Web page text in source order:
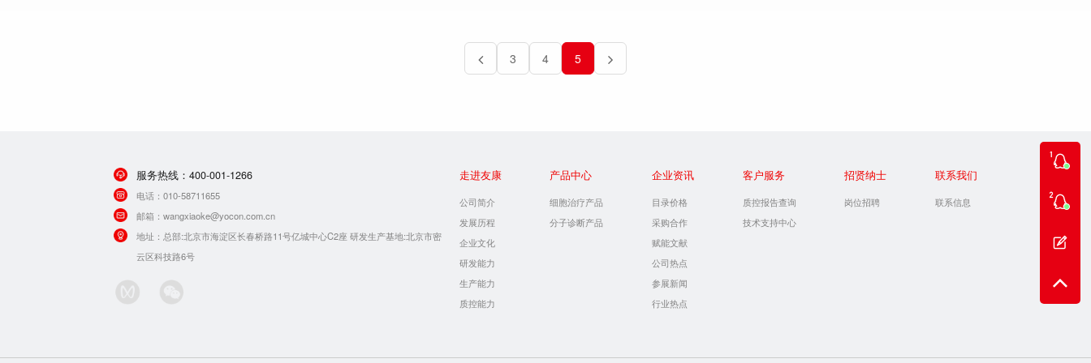
3 4 5
服务热线：400-001-1266
电话：010-58711655
邮箱：wangxiaoke@yocon.com.cn
地址： 总部:北京市海淀区长春桥路11号亿城中心C2座 研发生产基地:北京市密
云区科技路6号
走进友康
公司简介
发展历程
企业文化
研发能力
生产能力
质控能力
产品中心
细胞治疗产品
分子诊断产品
企业资讯
目录价格
采购合作
赋能文献
公司热点
参展新闻
行业热点
客户服务
质控报告查询
技术支持中心
招贤纳士
岗位招聘
联系我们
联系信息